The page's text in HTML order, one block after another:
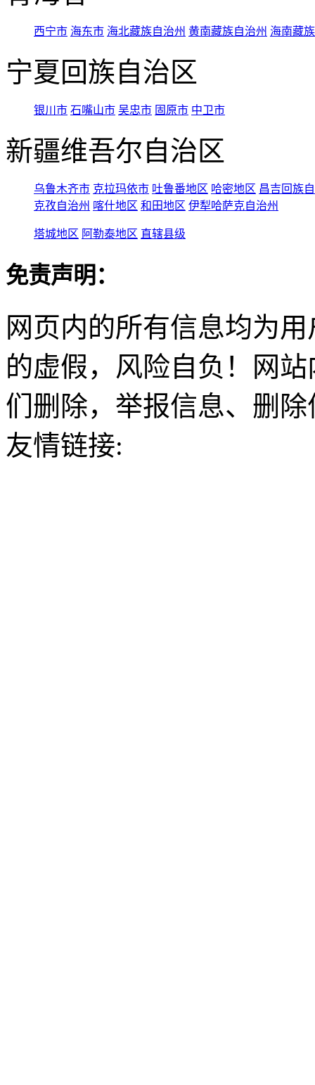
西宁市 海东市 海北藏族自治州 黄南藏族自治州 海南藏
宁夏回族自治区
银川市 石嘴山市 吴忠市 固原市 中卫市
新疆维吾尔自治区
乌鲁木齐市 克拉玛依市 吐鲁番地区 哈密地区 昌吉回族
克孜自治州 喀什地区 和田地区 伊犁哈萨克自治州
塔城地区 阿勒泰地区 直辖县级
免责声明：
网页内的所有信息均为
的虚假，风险自负！网
们删除，举报信息、删
友情链接: